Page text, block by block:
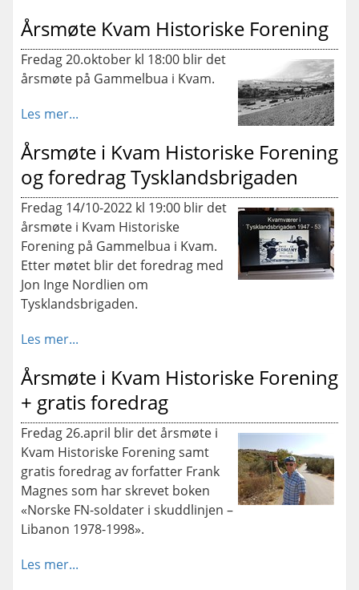
Årsmøte Kvam Historiske Forening
Fredag 20.oktober kl 18:00 blir det
årsmøte på Gammelbua i Kvam.
Les mer...
Årsmøte i Kvam Historiske Forening
og foredrag Tysklandsbrigaden
Fredag 14/10-2022 kl 19:00 blir det
årsmøte i Kvam Historiske
Forening på Gammelbua i Kvam.
Etter møtet blir det foredrag med
Jon Inge Nordlien om
Tysklandsbrigaden.
Les mer...
Årsmøte i Kvam Historiske Forening
+ gratis foredrag
Fredag 26.april blir det årsmøte i
Kvam Historiske Forening samt
gratis foredrag av forfatter Frank
Magnes som har skrevet boken
«Norske FN-soldater i skuddlinjen –
Libanon 1978-1998».
Les mer...